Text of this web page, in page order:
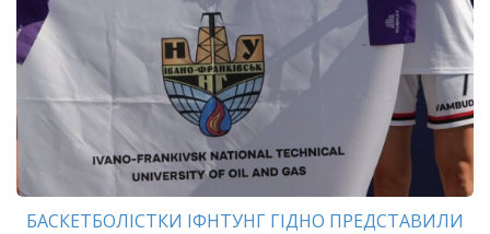
БАСКЕТБОЛІСТКИ ІФНТУНГ ГІДНО ПРЕДСТАВИЛИ